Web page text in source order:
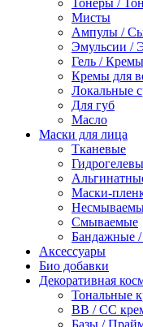
Тонеры /
Мисты
Ампулы /
Эмульсии /
Гель /
Кремы для
Локальные
Для губ
Масло
Маски для лица
Тканевые
Маски-
Смываемые
Бандажные
Аксессуары
Био добавки
Декоративная
Тональные
BB / СС
Базы /